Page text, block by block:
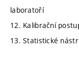
laboratoří
12. Kalibrační
13. Statistické